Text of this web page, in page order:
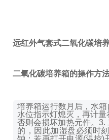
远红外气套式二氧化碳培
二氧化碳培养箱的操作方
培养箱运行数月后，水
水位指示灯熄灭，再计量
否则会损坏加热元件。 3.
的，因此加湿盘必须时